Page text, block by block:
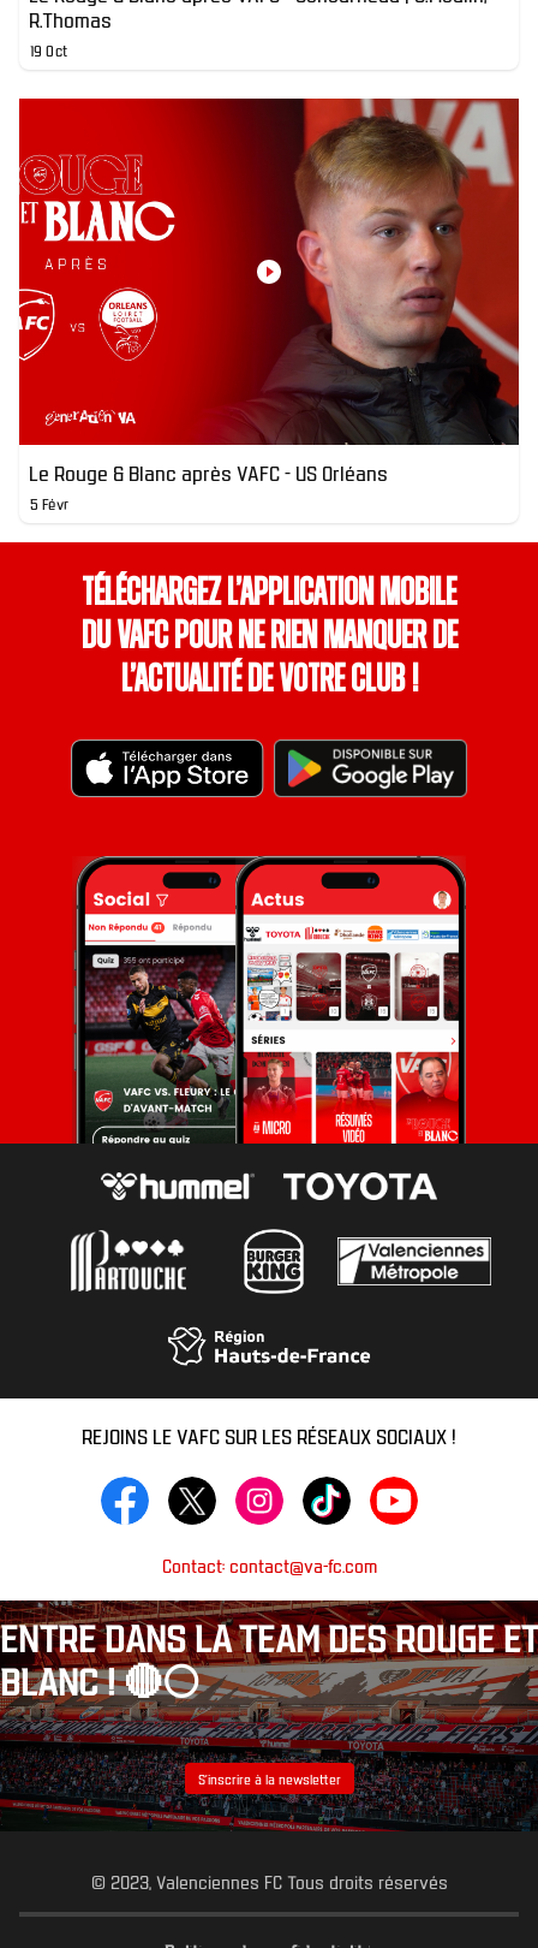
R.Thomas
19 Oct
Le Rouge & Blanc après VAFC - US Orléans
5 Févr
Téléchargez l’application mobile
du VAFC pour ne rien manquer de
l’actualité de votre club !
REJOINS LE VAFC SUR LES RÉSEAUX SOCIAUX !
Contact: contact@va-fc.com
ENTRE DANS LA TEAM DES ROUGE ET
BLANC ! 🔴⚪️
S’inscrire à la newsletter
© 2023, Valenciennes FC Tous droits réservés